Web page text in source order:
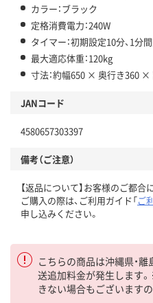
カラー：ブラック
定格消費電力：240W
タイマー：初期設定10分、1分
最大適応体重：120kg
寸法：約幅650 × 奥行き360
JANコード
4580657303397
備考（ご注意）
【返品について】お客様のご都
ご購入の際は、ご利用ガイド「ご
申し込みください。
こちらの商品は沖縄県・離
送追加料金が発生します
きない場合もございます